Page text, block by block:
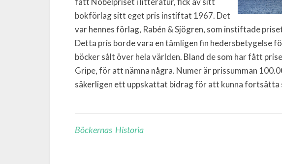
bokförlag sitt eget pris instiftat 1967. Det
var hennes förlag, Rabén & Sjögren, som instiftade
Detta pris borde vara en tämligen fin hedersbetygelse
böcker sålt över hela världen. Bland de som har fått
Gripe, för att nämna några. Numer är prissumman
säkerligen ett uppskattat bidrag för att kunna fortsätta
Böckernas Historia